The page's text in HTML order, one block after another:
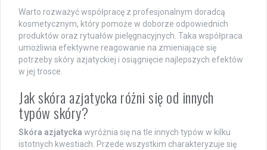
Warto rozważyć współpracę z profesjonalnym doradcą
kosmetycznym, który pomoże w doborze odpowiednich
produktów oraz rytuałów pielęgnacyjnych. Taka współpraca
umożliwia efektywne reagowanie na zmieniające się
potrzeby skóry azjatyckiej i osiągnięcie najlepszych efektów
w jej trosce.
Jak skóra azjatycka różni się od innych
typów skóry?
Skóra azjatycka wyróżnia się na tle innych typów w kilku
istotnych kwestiach. Przede wszystkim charakteryzuje się